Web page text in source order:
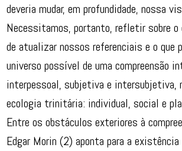
deveria mudar, em profundidade, nossa
Necessitamos, portanto, refletir sobre o
de atualizar nossos referenciais e o que
universo possível de uma compreensão
interpessoal, subjetiva e intersubjetiva,
ecologia trinitária: individual, social e
Entre os obstáculos exteriores à
Edgar Morin (2) aponta para a existência